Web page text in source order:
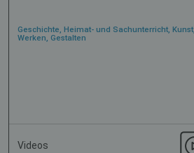
Geschichte, Heimat- und Sachunterricht, Kunst,
Werken, Gestalten
Videos